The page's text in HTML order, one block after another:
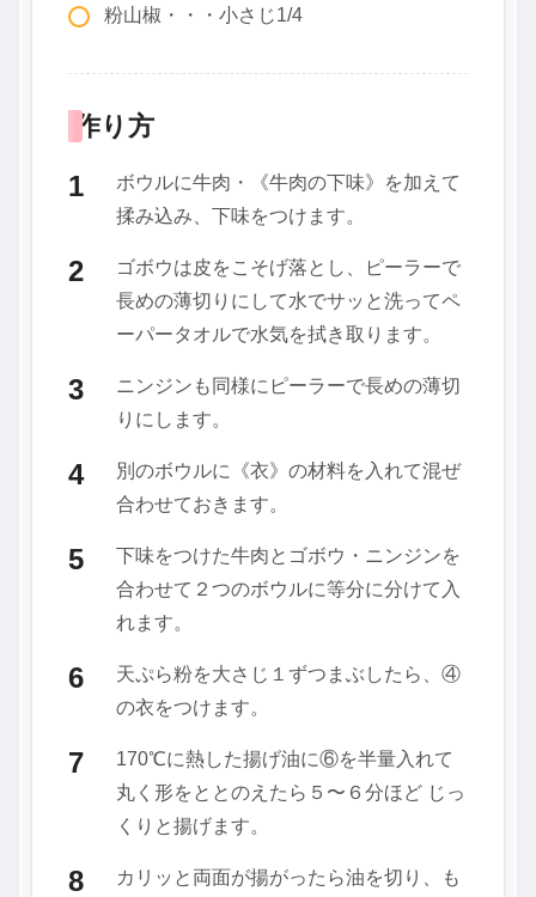
粉山椒・・・小さじ1/4
作り方
ボウルに牛肉・《牛肉の下味》を加えて
揉み込み、下味をつけます。
ゴボウは皮をこそげ落とし、ピーラーで
長めの薄切りにして水でサッと洗ってペ
ーパータオルで水気を拭き取ります。
ニンジンも同様にピーラーで長めの薄切
りにします。
別のボウルに《衣》の材料を入れて混ぜ
合わせておきます。
下味をつけた牛肉とゴボウ・ニンジンを
合わせて２つのボウルに等分に分けて入
れます。
天ぷら粉を大さじ１ずつまぶしたら、④
の衣をつけます。
170℃に熱した揚げ油に⑥を半量入れて
丸く形をととのえたら５〜６分ほど じっ
くりと揚げます。
カリッと両面が揚がったら油を切り、も